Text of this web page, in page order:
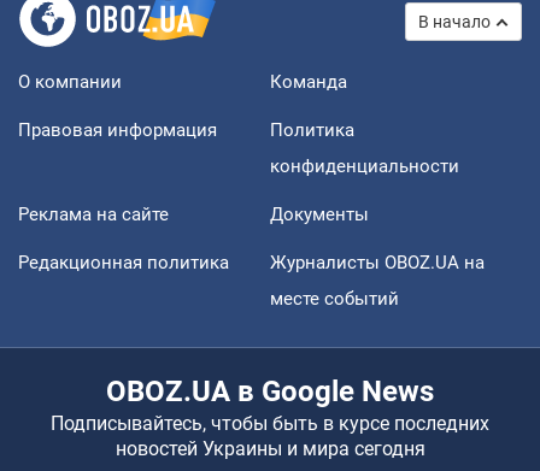
В начало
О компании Команда
Правовая информация
Политика
конфиденциальности
Реклама на сайте Документы
Редакционная политика
Журналисты OBOZ.UA на
месте событий
OBOZ.UA в Google News
Подписывайтесь, чтобы быть в курсе последних
новостей Украины и мира сегодня